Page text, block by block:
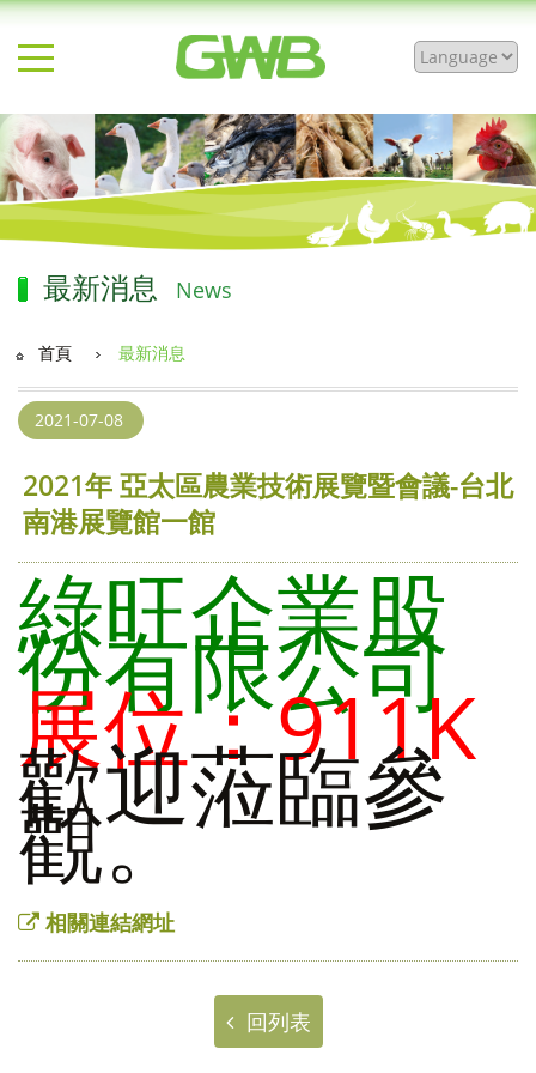
最新消息 News
首頁 最新消息
2021-07-08
2021年 亞太區農業技術展覽暨會議-台北
南港展覽館一館
綠旺企業股
份有限公司
展位：911K
歡迎蒞臨參
觀。
相關連結網址
回列表